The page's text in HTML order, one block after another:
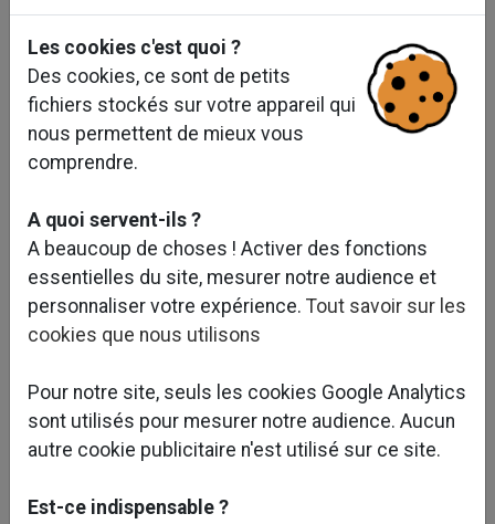
Caractéristiques et objectifs du projet :
bureaux ATRIUM situé à Cergy.
Les cookies c'est quoi ?
Des cookies, ce sont de petits
fichiers stockés sur votre appareil qui
nous permettent de mieux vous
comprendre.
A quoi servent-ils ?
A beaucoup de choses ! Activer des fonctions
essentielles du site, mesurer notre audience et
personnaliser votre expérience. Tout savoir sur les
cookies que nous utilisons
Pour notre site, seuls les cookies Google Analytics
sont utilisés pour mesurer notre audience. Aucun
autre cookie publicitaire n'est utilisé sur ce site.
Est-ce indispensable ?